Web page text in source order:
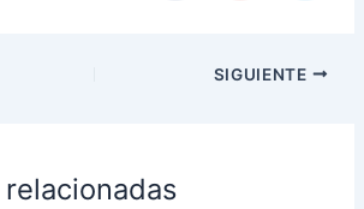
SIGUIENTE